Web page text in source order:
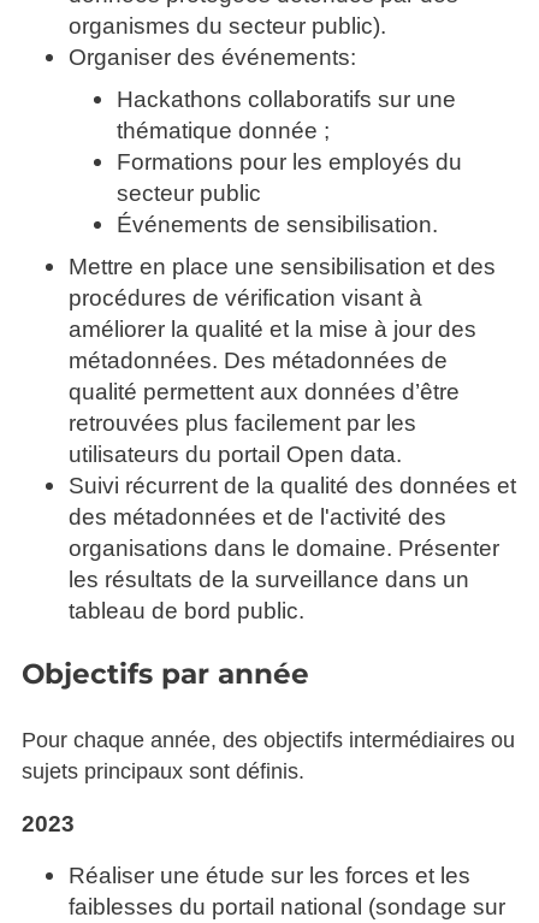
organismes du secteur public).
Organiser des événements:
Hackathons collaboratifs sur une
thématique donnée ;
Formations pour les employés du
secteur public
Événements de sensibilisation.
Mettre en place une sensibilisation et des
procédures de vérification visant à
améliorer la qualité et la mise à jour des
métadonnées. Des métadonnées de
qualité permettent aux données d’être
retrouvées plus facilement par les
utilisateurs du portail Open data.
Suivi récurrent de la qualité des données et
des métadonnées et de l'activité des
organisations dans le domaine. Présenter
les résultats de la surveillance dans un
tableau de bord public.
Objectifs par année
Pour chaque année, des objectifs intermédiaires ou
sujets principaux sont définis.
2023
Réaliser une étude sur les forces et les
faiblesses du portail national (sondage sur